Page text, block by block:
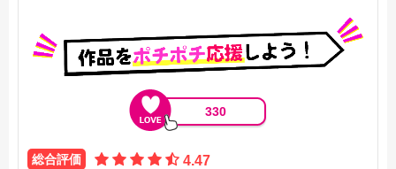
330
総合評価 4.47